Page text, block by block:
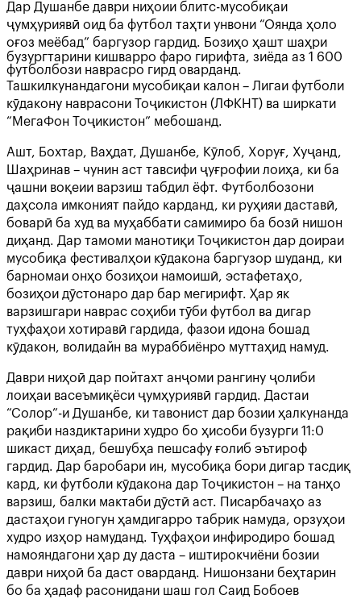
Дар Душанбе даври ниҳоии блитс-мусобиқаи
ҷумҳуриявӣ оид ба футбол таҳти унвони “Оянда ҳоло
оғоз меёбад” баргузор гардид. Бозиҳо ҳашт шаҳри
бузургтарини кишварро фаро гирифта, зиёда аз 1 600
футболбози наврасро гирд оварданд.
Ташкилкунандагони мусобиқаи калон – Лигаи футболи
кӯдакону наврасони Тоҷикистон (ЛФКНТ) ва ширкати
“МегаФон Тоҷикистон” мебошанд.
Ашт, Бохтар, Ваҳдат, Душанбе, Кӯлоб, Хоруғ, Хуҷанд,
Шаҳринав – чунин аст тавсифи ҷуғрофии лоиҳа, ки ба
ҷашни воқеии варзиш табдил ёфт. Футболбозони
даҳсола имконият пайдо карданд, ки руҳияи даставӣ,
боварӣ ба худ ва муҳаббати самимиро ба бозӣ нишон
диҳанд. Дар тамоми манотиқи Тоҷикистон дар доираи
мусобиқа фестивалҳои кӯдакона баргузор шуданд, ки
барномаи онҳо бозиҳои намоишӣ, эстафетаҳо,
бозиҳои дӯстонаро дар бар мегирифт. Ҳар як
варзишгари наврас соҳиби тӯби футбол ва дигар
туҳфаҳои хотиравӣ гардида, фазои идона бошад
кӯдакон, волидайн ва мураббиёнро муттаҳид намуд.
Даври ниҳоӣ дар пойтахт анҷоми рангину ҷолиби
лоиҳаи васеъмиқёси ҷумҳуриявӣ гардид. Дастаи
“Солор”-и Душанбе, ки тавонист дар бозии ҳалкунанда
рақиби наздиктарини худро бо ҳисоби бузурги 11:0
шикаст диҳад, бешубҳа пешсафу ғолиб эътироф
гардид. Дар баробари ин, мусобиқа бори дигар тасдиқ
кард, ки футболи кӯдакона дар Тоҷикистон – на танҳо
варзиш, балки мактаби дӯстӣ аст. Писарбачаҳо аз
дастаҳои гуногун ҳамдигарро табрик намуда, орзуҳои
худро изҳор намуданд. Туҳфаҳои инфиродиро бошад
намояндагони ҳар ду даста – иштирокчиёни бозии
даври ниҳоӣ ба даст оварданд. Нишонзани беҳтарин
бо ба ҳадаф расонидани шаш гол Саид Бобоев